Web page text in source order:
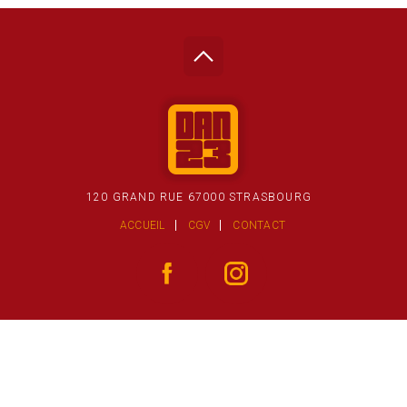
120 GRAND RUE 67000 STRASBOURG
ACCUEIL CGV CONTACT